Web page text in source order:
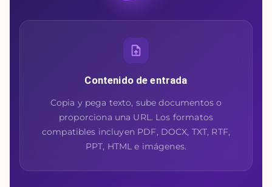
Contenido de entrada
Copia y pega texto, sube documentos o
proporciona una URL. Los formatos
compatibles incluyen PDF, DOCX, TXT, RTF,
PPT, HTML e imágenes.